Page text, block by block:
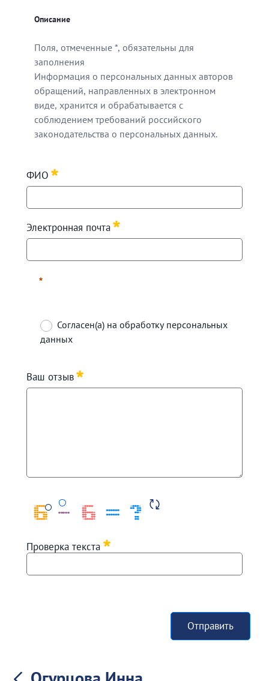
Описание
Поля, отмеченные *, обязательны для
заполнения
Информация о персональных данных авторов
обращений, направленных в электронном
виде, хранится и обрабатывается с
соблюдением требований российского
законодательства о персональных данных.
Информация о персональных данных авторов
ФИО
Электронная почта
Согласен(а) на обработку персональных
данных
Ваш отзыв
Проверка текста
Отправить